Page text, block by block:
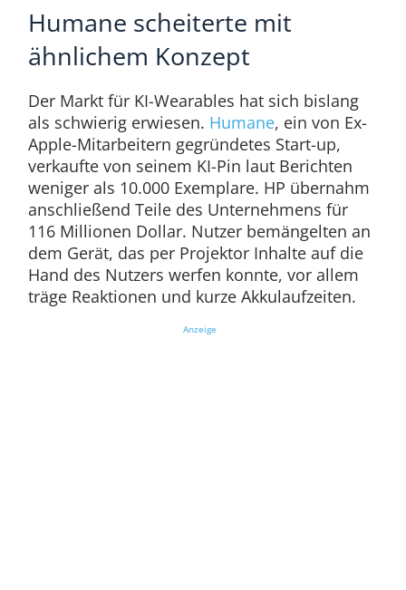
Humane scheiterte mit
ähnlichem Konzept
Der Markt für KI-Wearables hat sich bislang
als schwierig erwiesen. Humane, ein von Ex-
Apple-Mitarbeitern gegründetes Start-up,
verkaufte von seinem KI-Pin laut Berichten
weniger als 10.000 Exemplare. HP übernahm
anschließend Teile des Unternehmens für
116 Millionen Dollar. Nutzer bemängelten an
dem Gerät, das per Projektor Inhalte auf die
Hand des Nutzers werfen konnte, vor allem
träge Reaktionen und kurze Akkulaufzeiten.
Anzeige